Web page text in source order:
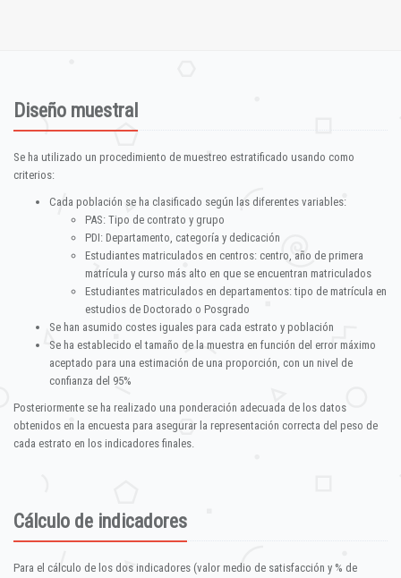
Diseño muestral
Se ha utilizado un procedimiento de muestreo estratificado usando como
criterios:
Cada población se ha clasificado según las diferentes variables:
PAS: Tipo de contrato y grupo
PDI: Departamento, categoría y dedicación
Estudiantes matriculados en centros: centro, año de primera
matrícula y curso más alto en que se encuentran matriculados
Estudiantes matriculados en departamentos: tipo de matrícula en
estudios de Doctorado o Posgrado
Se han asumido costes iguales para cada estrato y población
Se ha establecido el tamaño de la muestra en función del error máximo
aceptado para una estimación de una proporción, con un nivel de
confianza del 95%
Posteriormente se ha realizado una ponderación adecuada de los datos
obtenidos en la encuesta para asegurar la representación correcta del peso de
cada estrato en los indicadores finales.
Cálculo de indicadores
Para el cálculo de los dos indicadores (valor medio de satisfacción y % de